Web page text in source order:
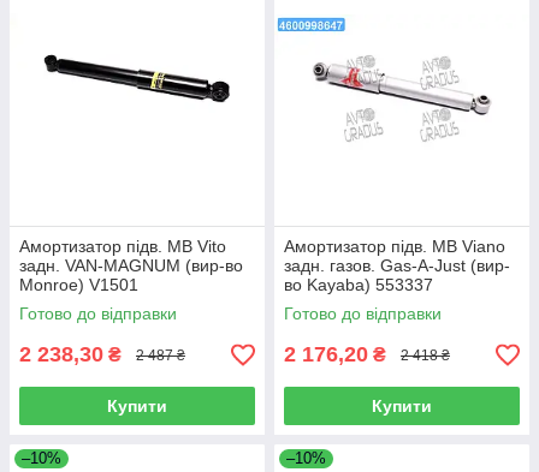
Амортизатор підв. MB Vito
задн. VAN-MAGNUM (вир-во
Monroe) V1501
Готово до відправки
2 238,30 ₴ 2 487 ₴
Купити
Амортизатор підв. MB Viano
задн. газов. Gas-A-Just (вир-
во Kayaba) 553337
Готово до відправки
2 176,20 ₴ 2 418 ₴
Купити
–10% –10%